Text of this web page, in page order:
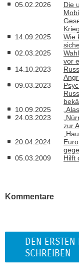
05.02.2026
Die
14.09.2025
Wie
02.03.2025
vor
14.10.2023
09.03.2023
10.09.2025
24.03.2023
zur
20.04.2024
05.03.2009
Hilft
Kommentare
DEN
SCHREIBEN